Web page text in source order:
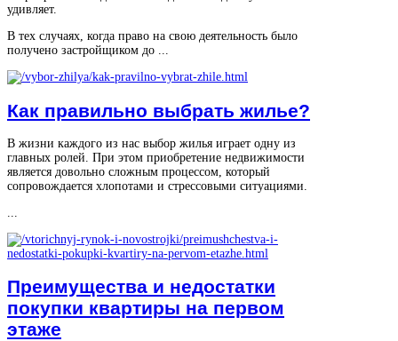
удивляет.
В тех случаях, когда право на свою деятельность было
получено застройщиком до ...
Как правильно выбрать жилье?
В жизни каждого из нас выбор жилья играет одну из
главных ролей. При этом приобретение недвижимости
является довольно сложным процессом, который
сопровождается хлопотами и стрессовыми ситуациями.
...
Преимущества и недостатки
покупки квартиры на первом
этаже